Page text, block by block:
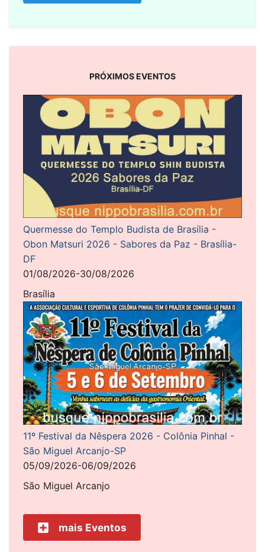
PRÓXIMOS EVENTOS
Quermesse do Templo Budista de Brasília -
Obon Matsuri 2026 - Sabores da Paz - Brasília-
DF
01/08/2026-30/08/2026
Brasília
11º Festival da Nêspera 2026 - Colônia Pinhal -
São Miguel Arcanjo-SP
05/09/2026-06/09/2026
São Miguel Arcanjo
mais Eventos